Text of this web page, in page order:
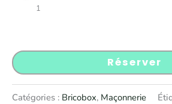
1
Réserver
Catégories : Bricobox, Maçonnerie